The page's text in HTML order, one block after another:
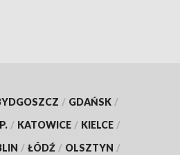
/ GDAŃSK /
/ KATOWICE / KIELCE /
/ ŁÓDŹ / OLSZTYN /